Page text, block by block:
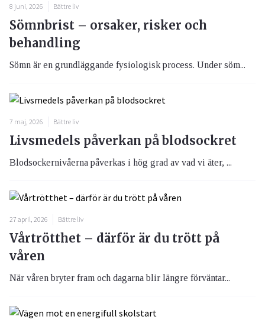
8 juni, 2026 Bättre liv
Sömnbrist – orsaker, risker och
behandling
Sömn är en grundläggande fysiologisk process. Under söm...
7 maj, 2026 Bättre liv
Livsmedels påverkan på blodsockret
Blodsockernivåerna påverkas i hög grad av vad vi äter, ...
27 april, 2026 Bättre liv
Vårtrötthet – därför är du trött på
våren
När våren bryter fram och dagarna blir längre förväntar...